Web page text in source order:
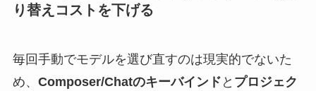
り替えコストを下げる
毎回手動でモデルを選び直すのは現実的でないた
め、 Composer/Chatのキーバインド と プロジェク